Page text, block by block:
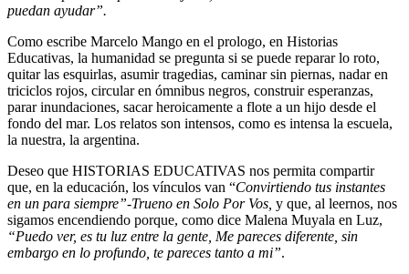
puedan ayudar”.
Como escribe Marcelo Mango en el prologo, en Historias
Educativas, la humanidad se pregunta si se puede reparar lo roto,
quitar las esquirlas, asumir tragedias, caminar sin piernas, nadar en
triciclos rojos, circular en ómnibus negros, construir esperanzas,
parar inundaciones, sacar heroicamente a flote a un hijo desde el
fondo del mar. Los relatos son intensos, como es intensa la escuela,
la nuestra, la argentina.
Deseo que HISTORIAS EDUCATIVAS nos permita compartir
que, en la educación, los vínculos van “Convirtiendo tus instantes
en un para siempre”-Trueno en Solo Por Vos, y que, al leernos, nos
sigamos encendiendo porque, como dice Malena Muyala en Luz,
“Puedo ver, es tu luz entre la gente, Me pareces diferente, sin
embargo en lo profundo, te pareces tanto a mi”.